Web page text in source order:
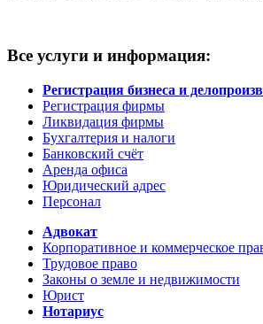
Все услуги и информация:
Регистрация бизнеса и
Регистрация фирмы
Ликвидация фирмы
Бухгалтерия и налоги
Банковский счёт
Аренда офиса
Юридический адрес
Персонал
Адвокат
Корпоративное и коммерческое
Трудовое право
Законы о земле и недвижимости
Юрист
Нотариус